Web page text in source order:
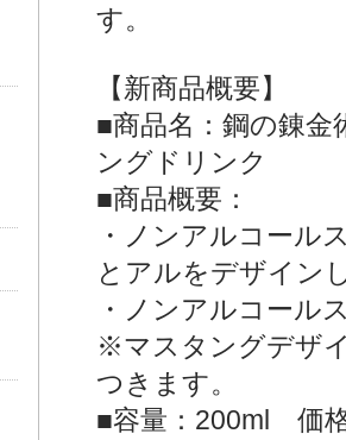
す。
【新商品概要】
■商品名：鋼の錬
ングドリンク
■商品概要：
・ノンアルコール
とアルをデザイン
・ノンアルコール
※マスタングデザ
つきます。
■容量：200ml 価